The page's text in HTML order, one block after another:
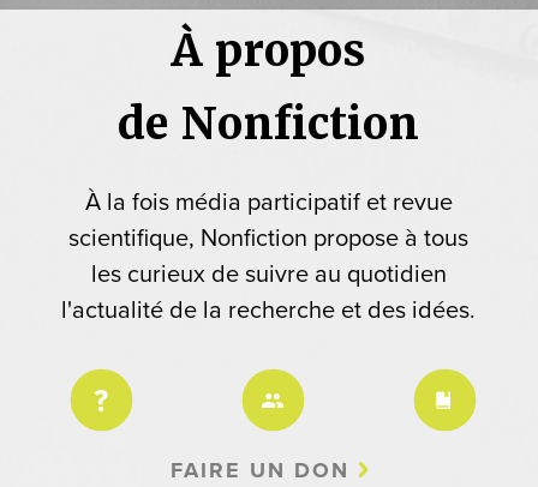
À propos
de Nonfiction
À la fois média participatif et revue
scientifique, Nonfiction propose à tous
les curieux de suivre au quotidien
l'actualité de la recherche et des idées.
FAIRE UN DON